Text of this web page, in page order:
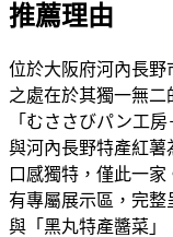
推薦理由
位於大阪府河內長野
之處在於其獨一無
「むささびパン工
與河內長野特產紅薯
口感獨特，僅此一
有專屬展示區，完整
與「黑丸特產醬菜」